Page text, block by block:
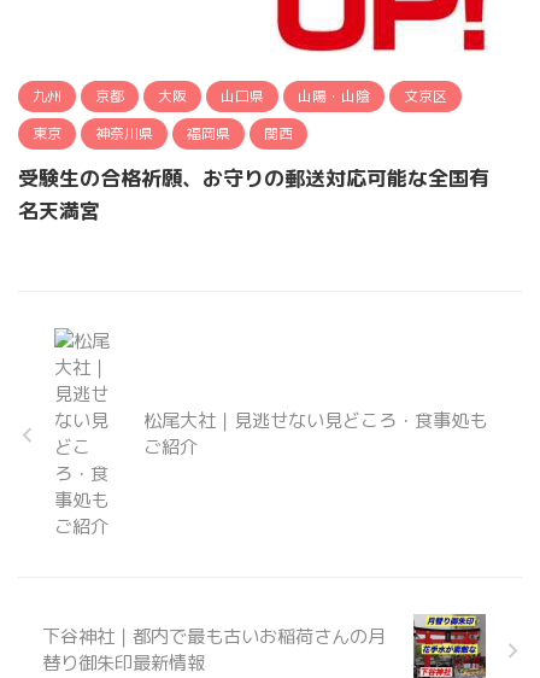
九州 京都 大阪 山口県 山陽・山陰
文京区
東京
神奈川県 福岡県 関西
受験生の合格祈願、お守りの郵送対応可能な全国有
名天満宮
松尾大社｜見逃せない見どころ・食事処も
ご紹介
下谷神社｜都内で最も古いお稲荷さんの月
替り御朱印最新情報